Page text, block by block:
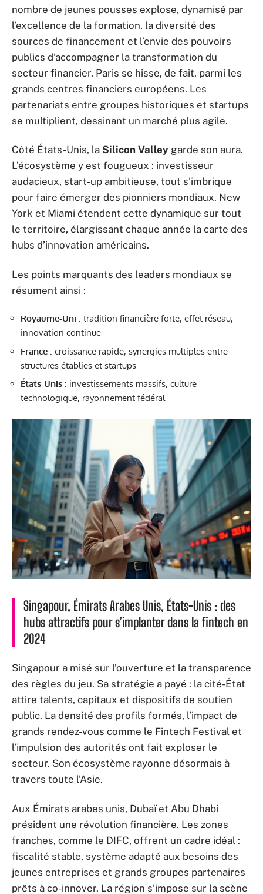
nombre de jeunes pousses explose, dynamisé par
l’excellence de la formation, la diversité des
sources de financement et l’envie des pouvoirs
publics d’accompagner la transformation du
secteur financier. Paris se hisse, de fait, parmi les
grands centres financiers européens. Les
partenariats entre groupes historiques et startups
se multiplient, dessinant un marché plus agile.
Côté États-Unis, la Silicon Valley garde son aura.
L’écosystème y est fougueux : investisseur
audacieux, start-up ambitieuse, tout s’imbrique
pour faire émerger des pionniers mondiaux. New
York et Miami étendent cette dynamique sur tout
le territoire, élargissant chaque année la carte des
hubs d’innovation américains.
Les points marquants des leaders mondiaux se
résument ainsi :
Royaume-Uni : tradition financière forte, effet réseau,
innovation continue
France : croissance rapide, synergies multiples entre
structures établies et startups
États-Unis : investissements massifs, culture
technologique, rayonnement fédéral
Singapour, Émirats Arabes Unis, États-Unis : des
hubs attractifs pour s’implanter dans la fintech en
2024
Singapour a misé sur l’ouverture et la transparence
des règles du jeu. Sa stratégie a payé : la cité-État
attire talents, capitaux et dispositifs de soutien
public. La densité des profils formés, l’impact de
grands rendez-vous comme le Fintech Festival et
l’impulsion des autorités ont fait exploser le
secteur. Son écosystème rayonne désormais à
travers toute l’Asie.
Aux Émirats arabes unis, Dubaï et Abu Dhabi
président une révolution financière. Les zones
franches, comme le DIFC, offrent un cadre idéal :
fiscalité stable, système adapté aux besoins des
jeunes entreprises et grands groupes partenaires
prêts à co-innover. La région s’impose sur la scène